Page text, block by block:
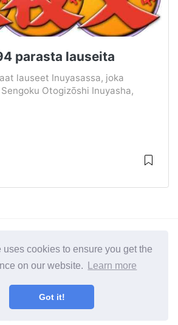
uses cookies to ensure you get the
on our website.
Learn more
Got it!
parasta lauseita
lauseet Inuyasassa, joka
Otogizōshi Inuyasha,
©Learnaboutworld
Kaikki kategoriat